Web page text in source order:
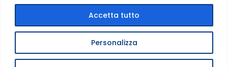
Personalizza
Accetta tutto
Privacy Policy
FIN Comitato Regionale FVG © 2026 | Tutti i diritti riservati